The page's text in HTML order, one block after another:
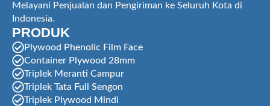
Melayani Penjualan dan Pengiriman ke Seluruh Kota di
Indonesia.
PRODUK
Plywood Phenolic Film Face
Container Plywood 28mm
Triplek Meranti Campur
Triplek Tata Full Sengon
Triplek Plywood Mindi